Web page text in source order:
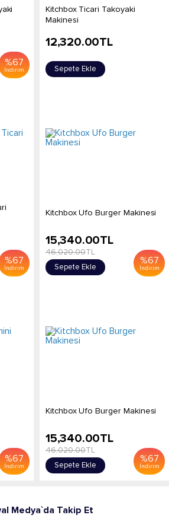
%67
İndirim
Kitchbox Ticari Takoyaki
Makinesi
12,320.00TL
Sepete Ekle
%67
İndirim
Kitchbox Ufo Burger Makinesi
%67
İndirim
15,340.00TL
46,020.00TL
Sepete Ekle
%67
İndirim
Kitchbox Ufo Burger Makinesi
%67
İndirim
15,340.00TL
46,020.00TL
Sepete Ekle
Medya`da Takip Et